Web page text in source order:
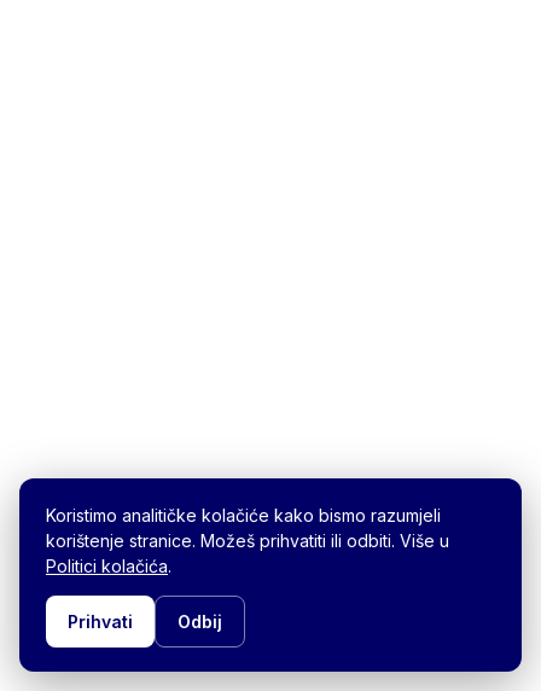
Koristimo analitičke kolačiće kako bismo razumjeli
korištenje stranice. Možeš prihvatiti ili odbiti. Više u
Politici kolačića.
Prihvati Odbij